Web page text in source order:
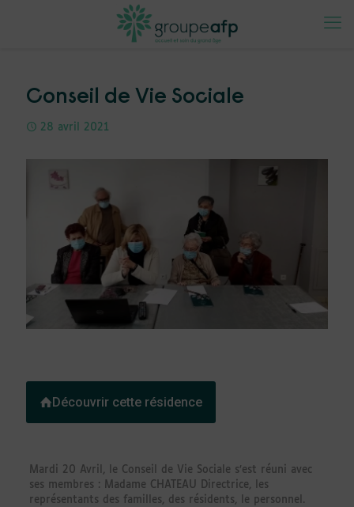
Conseil de Vie Sociale
28 avril 2021
Découvrir cette résidence
Mardi 20 Avril, le Conseil de Vie Sociale s’est réuni avec
ses membres : Madame CHATEAU Directrice, les
représentants des familles, des résidents, le personnel.